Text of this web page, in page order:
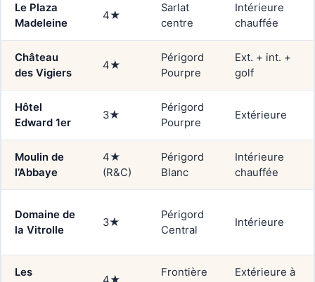
Le Plaza
Madeleine
4★
Sarlat
centre
Intérieure
chauffée
Château
des Vigiers
4★
Périgord
Pourpre
Ext. + int. +
golf
Hôtel
Edward 1er
3★
Périgord
Pourpre
Extérieure
Moulin de
l’Abbaye
4★
(R&C)
Périgord
Blanc
Intérieure
chauffée
Domaine de
la Vitrolle
3★
Périgord
Central
Intérieure
Les
Frontière
Extérieure à